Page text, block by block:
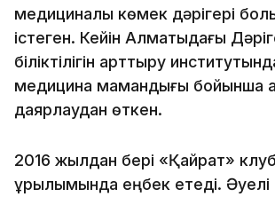
медициналық көмек дәрігері
істеген. Кейін Алматыдағы
біліктілігін арттыру
медицина мамандығы бойынша
даярлаудан өткен.
2016 жылдан бері «Қайрат»
құрылымында еңбек етеді. Әуелі